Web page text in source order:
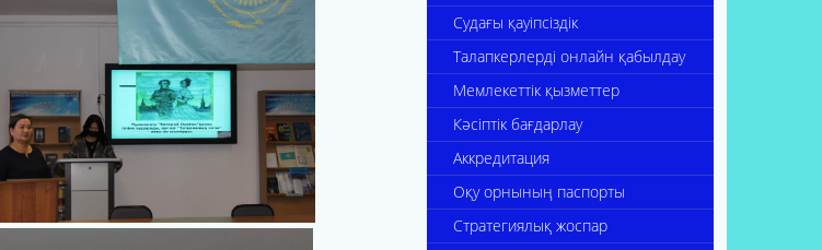
Судағы қауіпсіздік
Талапкерлерді онлайн қабылдау
Мемлекеттік қызметтер
Кәсіптік бағдарлау
Аккредитация
Оқу орнының паспорты
Стратегиялық жоспар